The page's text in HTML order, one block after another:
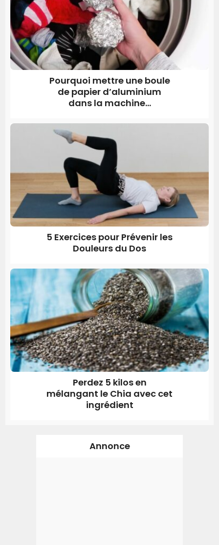
Pourquoi mettre une boule
de papier d’aluminium
dans la machine...
5 Exercices pour Prévenir les
Douleurs du Dos
Perdez 5 kilos en
mélangant le Chia avec cet
ingrédient
Annonce